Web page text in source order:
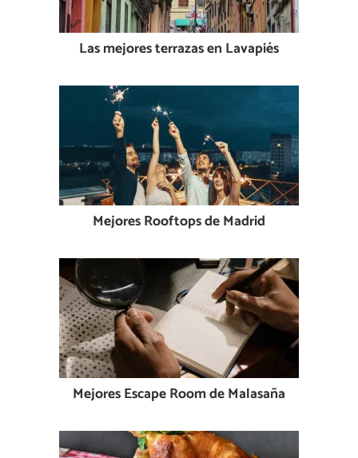
Las mejores terrazas en Lavapiés
Mejores Rooftops de Madrid
Mejores Escape Room de Malasaña